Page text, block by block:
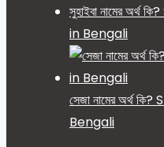
সুহাইবা নামের
in Bengali
সেজা নামের অর্থ
Bengali